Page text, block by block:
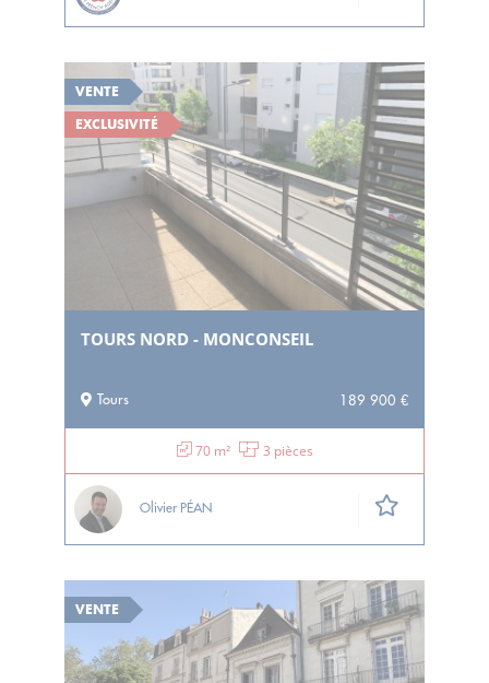
VENTE
EXCLUSIVITÉ
TOURS NORD - MONCONSEIL
Tours 189 900 €
70 m² 3 pièces
Olivier PÉAN
VENTE